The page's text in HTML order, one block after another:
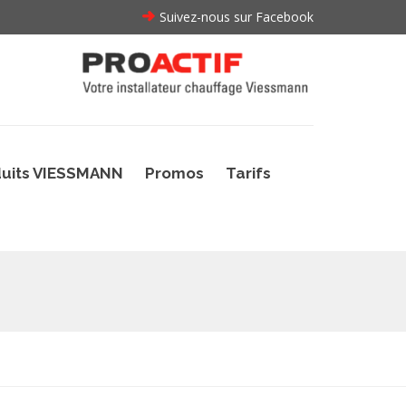
Suivez-nous sur Facebook
VIESSMANN Promos
Tarifs